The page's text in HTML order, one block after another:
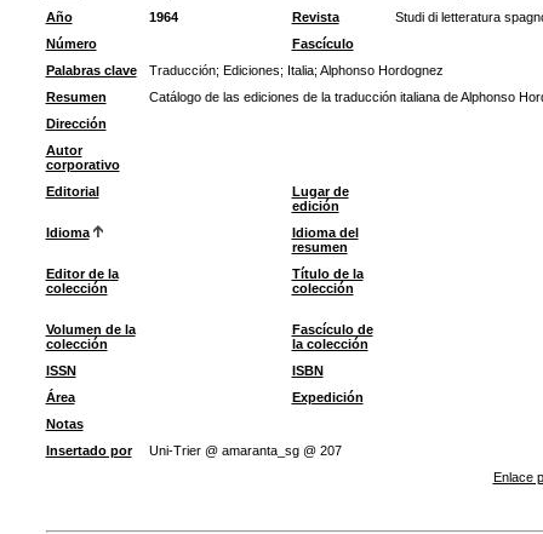
Año
1964 Revista
Studi di letteratura
Número
Fascículo
Palabras clave
Traducción; Ediciones; Italia; Alphonso Hordognez
Resumen
Catálogo de las ediciones de la traducción italiana de Alphonso
Dirección
Autor
corporativo
Editorial
Lugar de
edición
Idioma
Idioma del
resumen
Editor de la
colección
Título de la
colección
Volumen de la
colección
Fascículo de
la colección
ISSN
ISBN
Área
Expedición
Notas
Insertado por
Uni-Trier @ amaranta_sg @ 207
Enlace